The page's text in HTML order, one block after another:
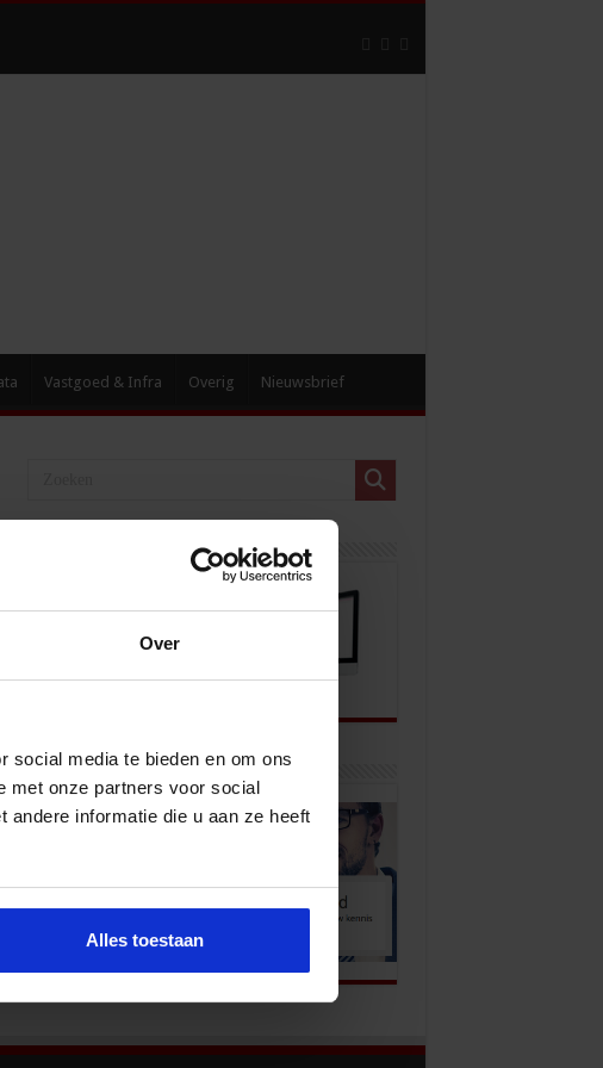
Over
social media te bieden en om ons
met onze partners voor social
andere informatie die u aan ze heeft
Alles toestaan
Vastgoed & Infra Overig Nieuwsbrief
Bekijk onze opleidingen